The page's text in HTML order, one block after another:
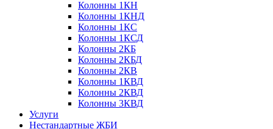
Колонны 1КН
Колонны 1КНД
Колонны 1КС
Колонны 1КСД
Колонны 2КБ
Колонны 2КБД
Колонны 2КВ
Колонны 1КВД
Колонны 2КВД
Колонны 3КВД
Услуги
Нестандартные ЖБИ